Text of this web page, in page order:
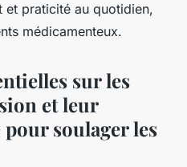
praticité au quotidien,
médicamenteux.
sur les
et leur
soulager les